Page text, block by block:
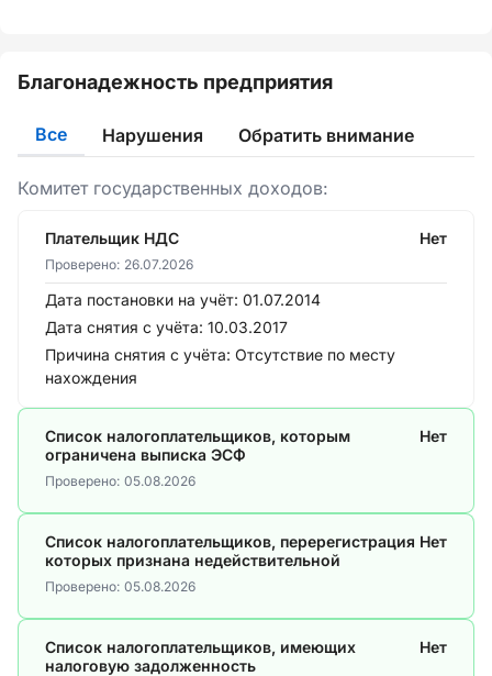
Благонадежность предприятия
Все Нарушения Обратить внимание
Комитет государственных доходов:
Плательщик НДС Нет
Проверено: 26.07.2026
Дата постановки на учёт: 01.07.2014
Дата снятия с учёта: 10.03.2017
Причина снятия с учёта: Отсутствие по месту
нахождения
Список налогоплательщиков, которым
ограничена выписка ЭСФ
Нет
Проверено: 05.08.2026
Список налогоплательщиков, перерегистрация
которых признана недействительной
Нет
Проверено: 05.08.2026
Список налогоплательщиков, имеющих
налоговую задолженность
Нет